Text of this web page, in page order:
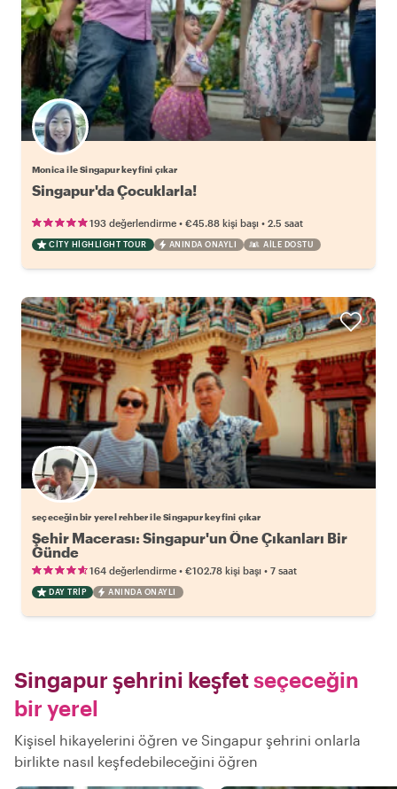
Monica ile Singapur keyfini çıkar
Singapur'da Çocuklarla!
193 değerlendirme • €45.88 kişi başı • 2.5 saat
CITY HIGHLIGHT TOUR ANINDA ONAYLI AILE DOSTU
Favori yerel rehberini seç
seçeceğin bir yerel rehber ile Singapur keyfini çıkar
Şehir Macerası: Singapur'un Öne Çıkanları Bir
Günde
164 değerlendirme • €102.78 kişi başı • 7 saat
DAY TRIP ANINDA ONAYLI
Singapur şehrini keşfetseçeceğin
bir yerel
Kişisel hikayelerini öğren ve Singapur şehrini onlarla
birlikte nasıl keşfedebileceğini öğren